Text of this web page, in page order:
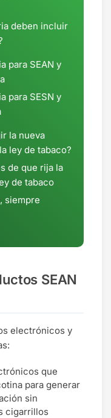
deben incluir
para SEAN y
para SESN y
la nueva
ley de tabaco?
de que rija la
de tabaco
siempre
SEAN
electrónicos y
que
para generar
sin
cigarrillos